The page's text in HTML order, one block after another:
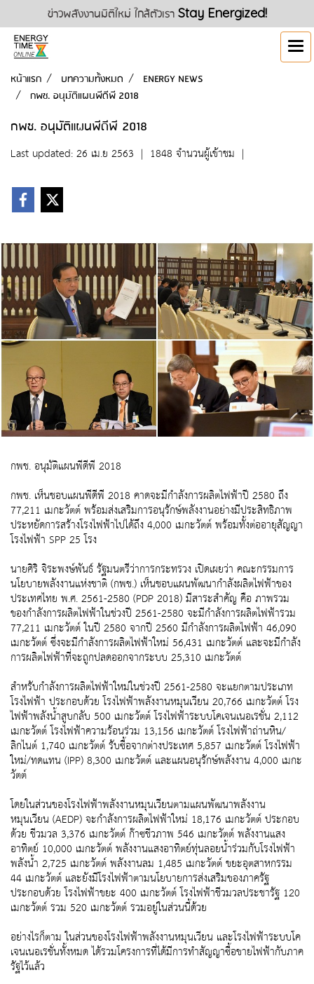
ข่าวพลังงานมิติใหม่ ใกล้ตัวเรา Stay Energized!
หน้าแรก บทความทั้งหมด
ENERGY NEWS
กพช. อนุมัติแผนพีดีพี 2018
กพช. อนุมัติแผนพีดีพี 2018
Last updated: 26 เม.ย 2563 | 1848 จำนวนผู้เข้าชม |
กพช. อนุมัติแผนพีดีพี 2018
กพช. เห็นชอบแผนพีดีพี 2018 คาดจะมีกำลังการผลิตไฟฟ้าปี 2580 ถึง
77,211 เมกะวัตต์ พร้อมส่งเสริมการอนุรักษ์พลังงานอย่างมีประสิทธิภาพ
ประหยัดการสร้างโรงไฟฟ้าไปได้ถึง 4,000 เมกะวัตต์ พร้อมทั้งต่ออายุสัญญา
โรงไฟฟ้า SPP 25 โรง
นายศิริ จิระพงษ์พันธ์ รัฐมนตรีว่าการกระทรวง เปิดเผยว่า คณะกรรมการ
นโยบายพลังงานแห่งชาติ (กพช.) เห็นชอบแผนพัฒนากำลังผลิตไฟฟ้าของ
ประเทศไทย พ.ศ. 2561-2580 (PDP 2018) มีสาระสำคัญ คือ ภาพรวม
ของกำลังการผลิตไฟฟ้าในช่วงปี 2561-2580 จะมีกำลังการผลิตไฟฟ้ารวม
77,211 เมกะวัตต์ ในปี 2580 จากปี 2560 มีกำลังการผลิตไฟฟ้า 46,090
เมกะวัตต์ ซึ่งจะมีกำลังการผลิตไฟฟ้าใหม่ 56,431 เมกะวัตต์ และจะมีกำลัง
การผลิตไฟฟ้าที่จะถูกปลดออกจากระบบ 25,310 เมกะวัตต์
สำหรับกำลังการผลิตไฟฟ้าใหม่ในช่วงปี 2561-2580 จะแยกตามประเภท
โรงไฟฟ้า ประกอบด้วย โรงไฟฟ้าพลังงานหมุนเวียน 20,766 เมกะวัตต์ โรง
ไฟฟ้าพลังน้ำสูบกลับ 500 เมกะวัตต์ โรงไฟฟ้าระบบโคเจนเนอเรชั่น 2,112
เมกะวัตต์ โรงไฟฟ้าความร้อนร่วม 13,156 เมกะวัตต์ โรงไฟฟ้าถ่านหิน/
ลิกไนต์ 1,740 เมกะวัตต์ รับซื้อจากต่างประเทศ 5,857 เมกะวัตต์ โรงไฟฟ้า
ใหม่/ทดแทน (IPP) 8,300 เมกะวัตต์ และแผนอนุรักษ์พลังงาน 4,000 เมกะ
วัตต์
โดยในส่วนของโรงไฟฟ้าพลังงานหมุนเวียนตามแผนพัฒนาพลังงาน
หมุนเวียน (AEDP) จะกำลังการผลิตไฟฟ้าใหม่ 18,176 เมกะวัตต์ ประกอบ
ด้วย ชีวมวล 3,376 เมกะวัตต์ ก๊าซชีวภาพ 546 เมกะวัตต์ พลังงานแสง
อาทิตย์ 10,000 เมกะวัตต์ พลังงานแสงอาทิตย์ทุ่นลอยน้ำร่วมกับโรงไฟฟ้า
พลังน้ำ 2,725 เมกะวัตต์ พลังงานลม 1,485 เมกะวัตต์ ขยะอุตสาหกรรม
44 เมกะวัตต์ และยังมีโรงไฟฟ้าตามนโยบายการส่งเสริมของภาครัฐ
ประกอบด้วย โรงไฟฟ้าขยะ 400 เมกะวัตต์ โรงไฟฟ้าชีวมวลประชารัฐ 120
เมกะวัตต์ รวม 520 เมกะวัตต์ รวมอยู่ในส่วนนี้ด้วย
อย่างไรก็ตาม ในส่วนของโรงไฟฟ้าพลังงานหมุนเวียน และโรงไฟฟ้าระบบโค
เจนเนอเรชั่นทั้งหมด ได้รวมโครงการที่ได้มีการทำสัญญาซื้อขายไฟฟ้ากับภาค
รัฐไว้แล้ว